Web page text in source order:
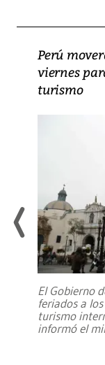
Perú
viernes
turismo
El Gobierno
feriados a
turismo
informó el